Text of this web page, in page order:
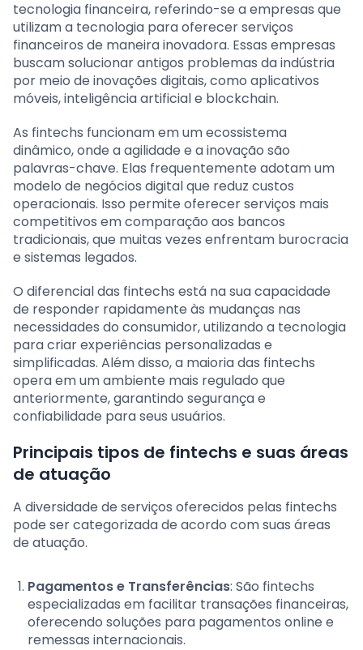
tecnologia financeira, referindo-se a empresas que
utilizam a tecnologia para oferecer serviços
financeiros de maneira inovadora. Essas empresas
buscam solucionar antigos problemas da indústria
por meio de inovações digitais, como aplicativos
móveis, inteligência artificial e blockchain.
As fintechs funcionam em um ecossistema
dinâmico, onde a agilidade e a inovação são
palavras-chave. Elas frequentemente adotam um
modelo de negócios digital que reduz custos
operacionais. Isso permite oferecer serviços mais
competitivos em comparação aos bancos
tradicionais, que muitas vezes enfrentam burocracia
e sistemas legados.
O diferencial das fintechs está na sua capacidade
de responder rapidamente às mudanças nas
necessidades do consumidor, utilizando a tecnologia
para criar experiências personalizadas e
simplificadas. Além disso, a maioria das fintechs
opera em um ambiente mais regulado que
anteriormente, garantindo segurança e
confiabilidade para seus usuários.
Principais tipos de fintechs e suas áreas
de atuação
A diversidade de serviços oferecidos pelas fintechs
pode ser categorizada de acordo com suas áreas
de atuação.
Pagamentos e Transferências: São fintechs
especializadas em facilitar transações financeiras,
oferecendo soluções para pagamentos online e
remessas internacionais.